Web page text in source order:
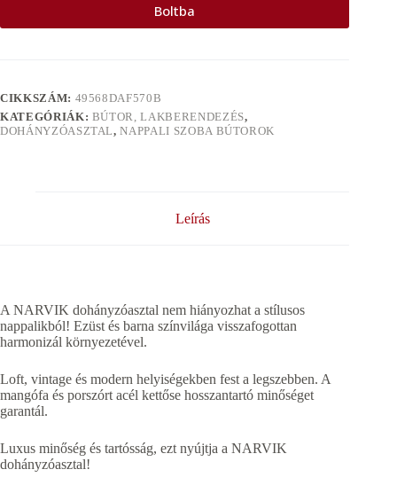
Boltba
CIKKSZÁM: 49568DAF570B
KATEGÓRIÁK: BÚTOR, LAKBERENDEZÉS,
DOHÁNYZÓASZTAL,NAPPALI SZOBA BÚTOROK
Leírás
A NARVIK dohányzóasztal nem hiányozhat a stílusos
nappalikból! Ezüst és barna színvilága visszafogottan
harmonizál környezetével.
Loft, vintage és modern helyiségekben fest a legszebben. A
mangófa és porszórt acél kettőse hosszantartó minőséget
garantál.
Luxus minőség és tartósság, ezt nyújtja a NARVIK
dohányzóasztal!